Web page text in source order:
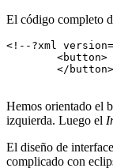
El código completo
<!--?xml
Hemos orientado el
izquierda. Luego el
El diseño de
complicado con